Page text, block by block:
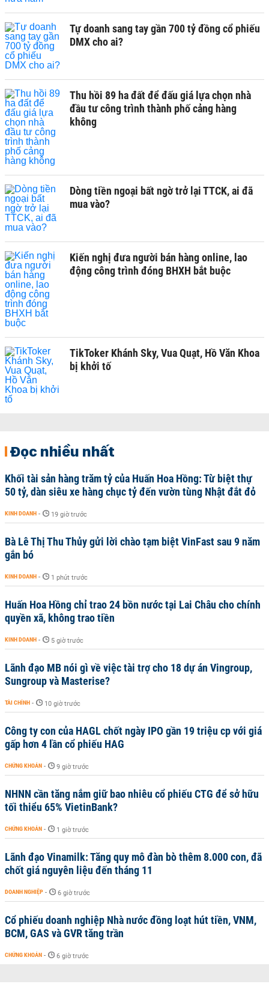
Tự doanh sang tay gần 700 tỷ đồng cổ phiếu
DMX cho ai?
Thu hồi 89 ha đất để đấu giá lựa chọn nhà
đầu tư công trình thành phố cảng hàng
không
Dòng tiền ngoại bất ngờ trở lại TTCK, ai đã
mua vào?
Kiến nghị đưa người bán hàng online, lao
động công trình đóng BHXH bắt buộc
TikToker Khánh Sky, Vua Quạt, Hồ Văn Khoa
bị khởi tố
Đọc nhiều nhất
Khối tài sản hàng trăm tỷ của Huấn Hoa Hồng: Từ biệt thự
50 tỷ, dàn siêu xe hàng chục tỷ đến vườn tùng Nhật đắt đỏ
KINH DOANH - 19 giờ trước
Bà Lê Thị Thu Thủy gửi lời chào tạm biệt VinFast sau 9 năm
gắn bó
KINH DOANH - 1 phút trước
Huấn Hoa Hồng chỉ trao 24 bồn nước tại Lai Châu cho chính
quyền xã, không trao tiền
KINH DOANH - 5 giờ trước
Lãnh đạo MB nói gì về việc tài trợ cho 18 dự án Vingroup,
Sungroup và Masterise?
TÀI CHÍNH - 10 giờ trước
Công ty con của HAGL chốt ngày IPO gần 19 triệu cp với giá
gấp hơn 4 lần cổ phiếu HAG
CHỨNG KHOÁN - 9 giờ trước
NHNN cần tăng nắm giữ bao nhiêu cổ phiếu CTG để sở hữu
tối thiểu 65% VietinBank?
CHỨNG KHOÁN - 1 giờ trước
Lãnh đạo Vinamilk: Tăng quy mô đàn bò thêm 8.000 con, đã
chốt giá nguyên liệu đến tháng 11
DOANH NGHIỆP - 6 giờ trước
Cổ phiếu doanh nghiệp Nhà nước đồng loạt hút tiền, VNM,
BCM, GAS và GVR tăng trần
CHỨNG KHOÁN - 6 giờ trước